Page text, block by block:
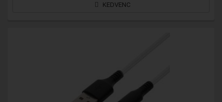
KEDVENC